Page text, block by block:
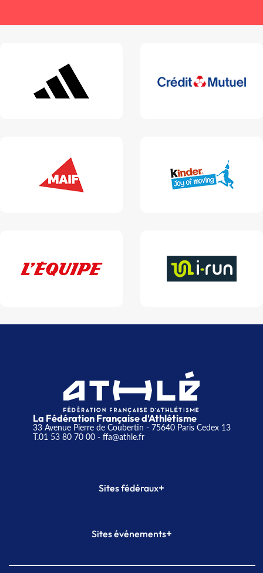
La Fédération Française d'Athlétisme
33 Avenue Pierre de Coubertin - 75640 Paris Cedex 13
T.01 53 80 70 00- ffa@athle.fr
Sites fédéraux+
Plateforme Formation
Sites événements+
Meeting de Paris indoor